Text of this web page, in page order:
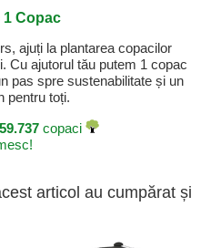
1 Copac
ajuți la plantarea copacilor
Cu ajutorul tău putem 1 copac
pas spre sustenabilitate și un
pentru toți.
copaci
articol au cumpărat și